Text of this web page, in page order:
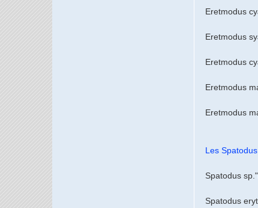
Eretmodus
Eretmodus
Eretmodus
Eretmodus
Eretmodus
Les Spatodus
Spatodus
Spatodus